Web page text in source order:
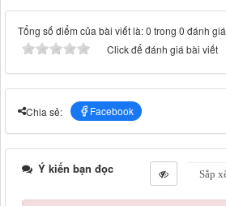
Tổng số điểm của bài viết là: 0 trong 0 đánh giá
Click để đánh giá bài viết
Chia sẻ: Facebook
Ý kiến bạn đọc